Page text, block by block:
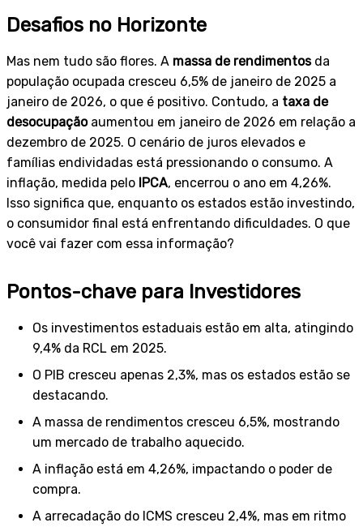
Desafios no Horizonte
Mas nem tudo são flores. A massa de rendimentosda
população ocupada cresceu 6,5% de janeiro de 2025 a
janeiro de 2026, o que é positivo. Contudo, a taxa de
desocupaçãoaumentou em janeiro de 2026 em relação a
dezembro de 2025. O cenário de juros elevados e
famílias endividadas está pressionando o consumo. A
inflação, medida pelo IPCA, encerrou o ano em 4,26%.
Isso significa que, enquanto os estados estão investindo,
o consumidor final está enfrentando dificuldades. O que
você vai fazer com essa informação?
Pontos-chave para Investidores
Os investimentos estaduais estão em alta, atingindo
9,4% da RCL em 2025.
O PIB cresceu apenas 2,3%, mas os estados estão se
destacando.
A massa de rendimentos cresceu 6,5%, mostrando
um mercado de trabalho aquecido.
A inflação está em 4,26%, impactando o poder de
compra.
A arrecadação do ICMS cresceu 2,4%, mas em ritmo